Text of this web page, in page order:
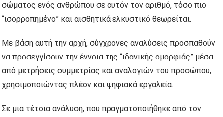
σώματος ενός ανθρώπου σε αυτόν τον αριθμό, τόσο πιο
“ισορροπημένο” και αισθητικά ελκυστικό θεωρείται.
Με βάση αυτή την αρχή, σύγχρονες αναλύσεις προσπαθούν
να προσεγγίσουν την έννοια της “ιδανικής ομορφιάς” μέσα
από μετρήσεις συμμετρίας και αναλογιών του προσώπου,
χρησιμοποιώντας πλέον και ψηφιακά εργαλεία.
Σε μια τέτοια ανάλυση, που πραγματοποιήθηκε από τον